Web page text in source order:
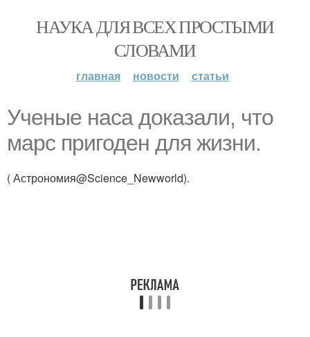
НАУКА ДЛЯ ВСЕХ ПРОСТЫМИ
СЛОВАМИ
главная новости статьи
Ученые наса доказали, что
марс пригоден для жизни.
( Астрономия@Science_Newworld).